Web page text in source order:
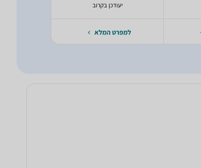
יעודכן בקרוב
למפרט המלא